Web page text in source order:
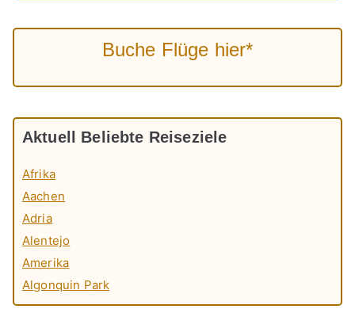
Buche Flüge hier*
Aktuell Beliebte Reiseziele
Afrika
Aachen
Adria
Alentejo
Amerika
Algonquin Park